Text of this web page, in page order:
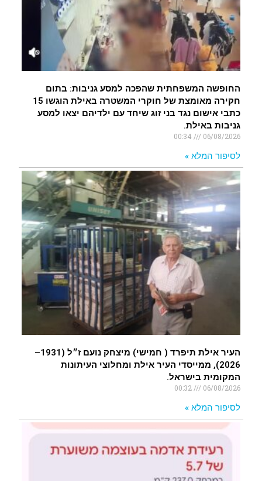
החופשה המשפחתית שהפכה למסע גניבות: בתום
חקירה מאומצת של חוקרי המשטרה באילת הוגשו 15
כתבי אישום נגד בני זוג שיחד עם ילדיהם יצאו למסע
גניבות באילת.
06/08/2026
לסיפור המלא »
העיר אילת תיפרד ( חמישי) מיצחק נועם ז״ל (1931–
2026), ממייסדי העיר אילת ומחלוצי העיתונות
המקומית בישראל.
06/08/2026
00:32
לסיפור המלא »